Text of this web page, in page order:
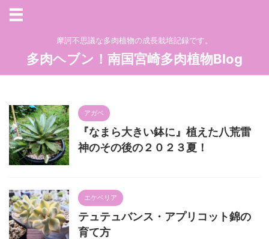
摩訶不思議な多肉植物の成長栽培記録です。
多肉ヘブン！南国宮崎多肉植物Blog
アガベ
『なまら大きい鉢に』植えた八荒雷
神のその後の２０２３夏！
エケベリア
テュテュバンス・アプリコット錦の
育て方